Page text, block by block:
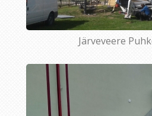
Järveveere